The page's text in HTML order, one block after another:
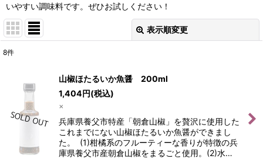
いやすい調味料です。ぜひお試しください！
表示順変更
並び順
絞り込む
8件
山椒ほたるいか魚醤 200ml
1,404円(税込)
×
兵庫県養父市特産「朝倉山椒」を贅沢に使用した
これまでにない山椒ほたるいか魚醤ができまし
た。 (1)柑橘系のフルーティーな香りが特徴の兵
庫県養父市産朝倉山椒をまるごと使用。(2)水…